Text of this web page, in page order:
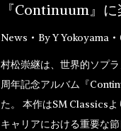
『Continuum』
News ByY Yokoyama
村松崇継は、世界的ソプ
周年記念アルバム『
た。 本作はSM Classics
キャリアにおける重要な